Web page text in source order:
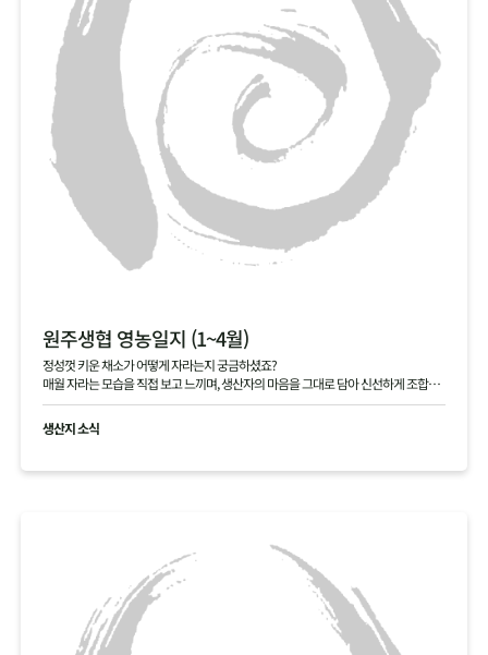
원주생협 영농일지 (1~4월)
정성껏 키운 채소가 어떻게 자라는지 궁금하셨죠?
매월 자라는 모습을 직접 보고 느끼며, 생산자의 마음을 그대로 담아 신선하게 조합원
님께 전달해 드립니다.
생산지 소식